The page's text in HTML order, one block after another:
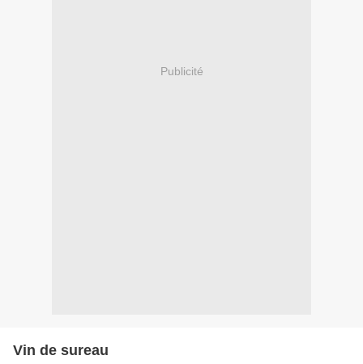
Publicité
Vin de sureau